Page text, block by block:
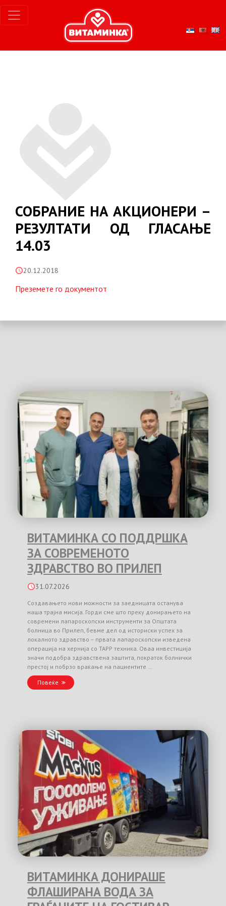
СОБРАНИЕ НА АКЦИОНЕРИ –
РЕЗУЛТАТИ ОД ГЛАСАЊЕ
14.03
20.12.2018
Преземете го документот
ВИТАМИНКА СО ПОДДРШКА
ЗА СОВРЕМЕНОТО
ЗДРАВСТВО ВО ПРИЛЕП
31.07.2026
Создавањето нови можности за заедницата останува
наша трајна мисија. Горди сме што преку донирањето на
современи лапароскопски инструменти за Општата
болница во Прилеп, бевме дел од историски успех за
локалното здравство – првата лапароскопски изведена
операција на хернија со TAPP техника. Оваа инвестиција
значи подобра здравствена заштита, пократок болнички
престој и побрзо враќање на пациентите …
Повеќе
ВИТАМИНКА ДОНИРАШЕ
ФЛАШИРАНА ВОДА ЗА